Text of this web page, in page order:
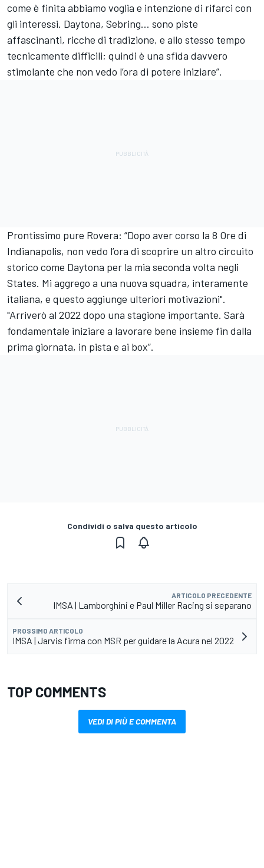
come è finita abbiamo voglia e intenzione di rifarci con
gli interessi. Daytona, Sebring… sono piste
affascinanti, ricche di tradizione, e allo stesso tempo
tecnicamente difficili; quindi è una sfida davvero
stimolante che non vedo l’ora di potere iniziare”.
Prontissimo pure Rovera: “Dopo aver corso la 8 Ore di
Indianapolis, non vedo l’ora di scoprire un altro circuito
storico come Daytona per la mia seconda volta negli
States. Mi aggrego a una nuova squadra, interamente
italiana, e questo aggiunge ulteriori motivazioni".
"Arriverò al 2022 dopo una stagione importante. Sarà
fondamentale iniziare a lavorare bene insieme fin dalla
prima giornata, in pista e ai box”.
Condividi o salva questo articolo
ARTICOLO PRECEDENTE
IMSA | Lamborghini e Paul Miller Racing si separano
PROSSIMO ARTICOLO
IMSA | Jarvis firma con MSR per guidare la Acura nel 2022
TOP COMMENTS
VEDI DI PIÙ E COMMENTA